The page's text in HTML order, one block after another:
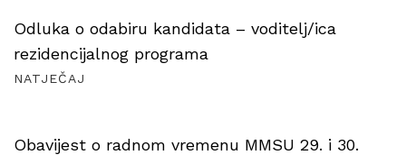
Odluka o odabiru kandidata – voditelj/ica
rezidencijalnog programa
NATJEČAJ
Obavijest o radnom vremenu MMSU 29. i 30.